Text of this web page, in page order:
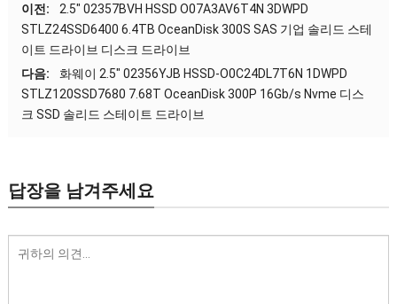
이전:
2.5″ 02357BVH HSSD O07A3AV6T4N 3DWPD
STLZ24SSD6400 6.4TB OceanDisk 300S SAS 기업 솔리드 스테
이트 드라이브 디스크 드라이브
다음:
화웨이 2.5″ 02356YJB HSSD-O0C24DL7T6N 1DWPD
STLZ120SSD7680 7.68T OceanDisk 300P 16Gb/s Nvme 디스
크 SSD 솔리드 스테이트 드라이브
답장을 남겨주세요